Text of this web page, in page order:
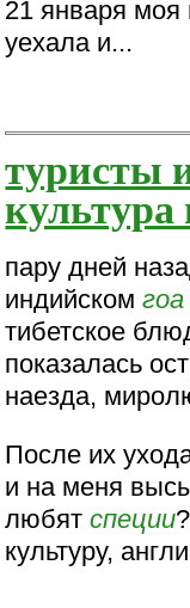
21 января моя
уехала и...
туристы
культура
пару дней
индийскомгоа
тибетское
показалась
наезда,
После их
и на меня
любятспеции
культуру,